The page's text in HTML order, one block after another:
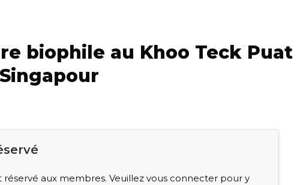
biophile au Khoo Teck Puat
réservé aux membres. Veuillez vous connecter pour y